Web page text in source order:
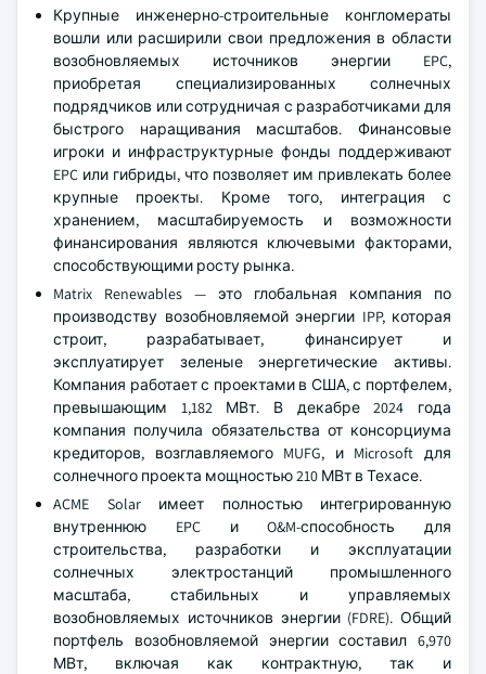
Крупные инженерно-строительные конгломераты
вошли или расширили свои предложения в области
возобновляемых источников энергии EPC,
приобретая специализированных солнечных
подрядчиков или сотрудничая с разработчиками для
быстрого наращивания масштабов. Финансовые
игроки и инфраструктурные фонды поддерживают
EPC или гибриды, что позволяет им привлекать более
крупные проекты. Кроме того, интеграция с
хранением, масштабируемость и возможности
финансирования являются ключевыми факторами,
способствующими росту рынка.
Matrix Renewables — это глобальная компания по
производству возобновляемой энергии IPP, которая
строит, разрабатывает, финансирует и
эксплуатирует зеленые энергетические активы.
Компания работает с проектами в США, с портфелем,
превышающим 1,182 МВт. В декабре 2024 года
компания получила обязательства от консорциума
кредиторов, возглавляемого MUFG, и Microsoft для
солнечного проекта мощностью 210 МВт в Техасе.
ACME Solar имеет полностью интегрированную
внутреннюю EPC и O&M-способность для
строительства, разработки и эксплуатации
солнечных электростанций промышленного
масштаба, стабильных и управляемых
возобновляемых источников энергии (FDRE). Общий
портфель возобновляемой энергии составил 6,970
МВт, включая как контрактную, так и